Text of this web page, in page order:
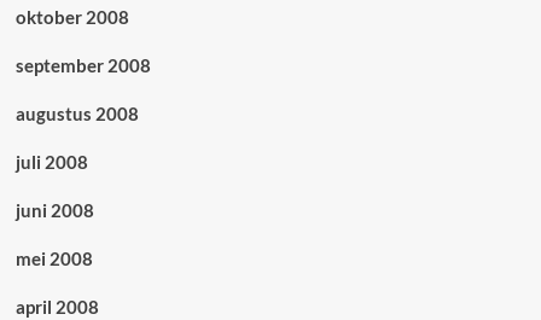
oktober 2008
september 2008
augustus 2008
juli 2008
juni 2008
mei 2008
april 2008